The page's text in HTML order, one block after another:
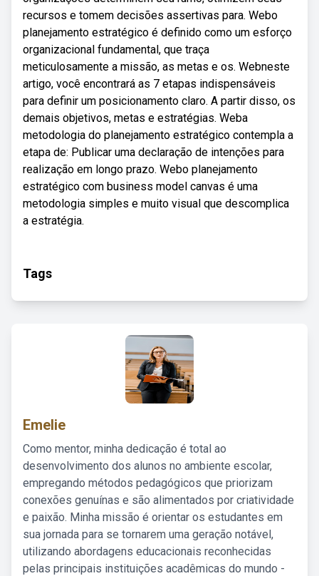
recursos e tomem decisões assertivas para. Webo
planejamento estratégico é definido como um esforço
organizacional fundamental, que traça
meticulosamente a missão, as metas e os. Webneste
artigo, você encontrará as 7 etapas indispensáveis
para definir um posicionamento claro. A partir disso, os
demais objetivos, metas e estratégias. Weba
metodologia do planejamento estratégico contempla a
etapa de: Publicar uma declaração de intenções para
realização em longo prazo. Webo planejamento
estratégico com business model canvas é uma
metodologia simples e muito visual que descomplica
a estratégia.
Tags
Emelie
Como mentor, minha dedicação é total ao
desenvolvimento dos alunos no ambiente escolar,
empregando métodos pedagógicos que priorizam
conexões genuínas e são alimentados por criatividade
e paixão. Minha missão é orientar os estudantes em
sua jornada para se tornarem uma geração notável,
utilizando abordagens educacionais reconhecidas
pelas principais instituições acadêmicas do mundo -